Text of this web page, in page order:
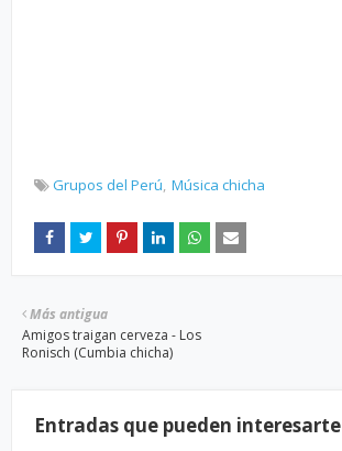
Grupos del Perú Música chicha
Más antigua
Amigos traigan cerveza - Los
Ronisch (Cumbia chicha)
Entradas que pueden interesarte